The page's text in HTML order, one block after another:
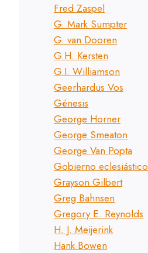
Fred Zaspel
G. Mark Sumpter
G. van Dooren
G.H. Kersten
G.I. Williamson
Geerhardus Vos
Génesis
George Horner
George Smeaton
George Van Popta
Gobierno eclesiástico
Grayson Gilbert
Greg Bahnsen
Gregory E. Reynolds
H. J. Meijerink
Hank Bowen